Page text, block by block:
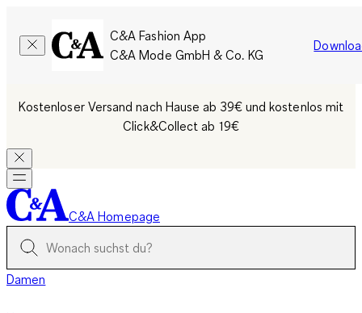
C&A Fashion App
C&A Mode GmbH & Co. KG
Kostenloser Versand nach Hause ab 39€ und kostenlos mit
Click&Collect ab 19€
C&A Homepage
Damen